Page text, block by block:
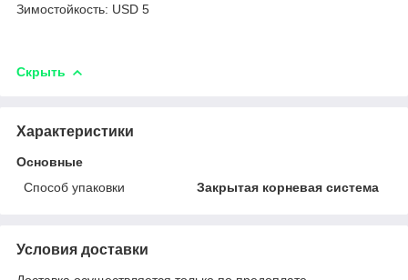
Зимостойкость: USD 5
Скрыть
Характеристики
Основные
Способ упаковки
Закрытая корневая система
Условия доставки